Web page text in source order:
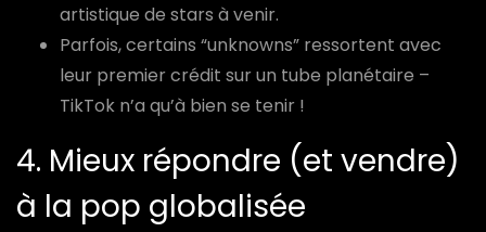
artistique de stars à venir.
Parfois, certains “unknowns” ressortent avec
leur premier crédit sur un tube planétaire –
TikTok n’a qu’à bien se tenir !
4. Mieux répondre (et vendre)
à la pop globalisée